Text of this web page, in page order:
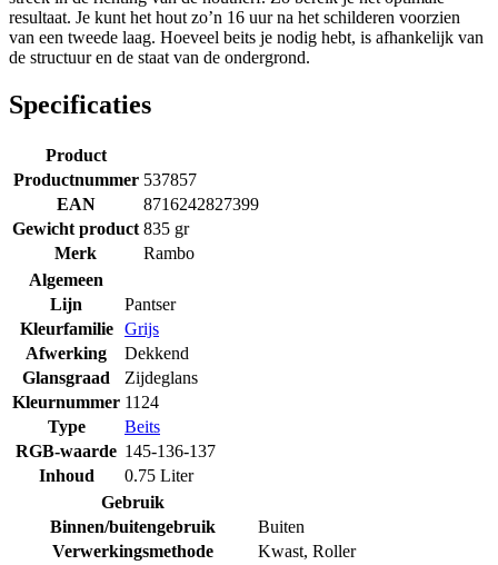
resultaat. Je kunt het hout zo’n 16 uur na het schilderen voorzien
van een tweede laag. Hoeveel beits je nodig hebt, is afhankelijk van
de structuur en de staat van de ondergrond.
Specificaties
Product
Productnummer 537857
EAN
8716242827399
Gewicht product 835 gr
Merk
Rambo
Algemeen
Lijn
Pantser
Kleurfamilie
Grijs
Afwerking
Dekkend
Glansgraad
Zijdeglans
Kleurnummer 1124
Type
Beits
RGB-waarde 145-136-137
Inhoud
0.75 Liter
Gebruik
Binnen/buitengebruik
Buiten
Verwerkingsmethode
Kwast, Roller